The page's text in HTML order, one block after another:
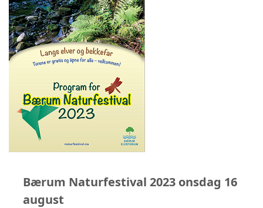
Bærum Naturfestival 2023 onsdag 16
august